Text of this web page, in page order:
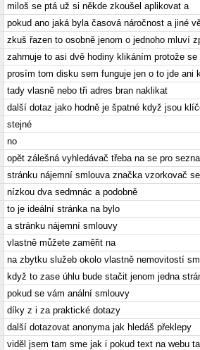
miloš se ptá už si někde zkoušel aplikovat a
pokud ano jaká byla časová náročnost a jiné
zkuš řazen to osobně jenom o jednoho mluví
zahrnuje to asi dvě hodiny klikáním protože
prosím tom disku sem funguje jen o to jde ani
tady vlasně nebo tři adres bran naklikat
další dotaz jako hodně je špatné když jsou
stejné
no
opět zálešná vyhledávač třeba na se pro
stránku nájemní smlouva značka vzorkovač
nízkou dva sedmnác a podobně
to je ideální stránka na bylo
a stránku nájemní smlouvy
vlastně můžete zaměřit na
na zbytku služeb okolo vlastně nemovitostí
když to zase úhlu bude stačit jenom jedna
pokud se vám anální smlouvy
díky z i za praktické dotazy
další dotazovat anonyma jak hledáš překlepy
viděl jsem tam sme jak i pokud text na webu